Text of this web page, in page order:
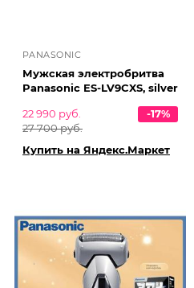
PANASONIC
Мужская электробритва
Panasonic ES-LV9CXS, silver
22 990 руб.
27 700 руб.
-17%
Купить на Яндекс.Маркет